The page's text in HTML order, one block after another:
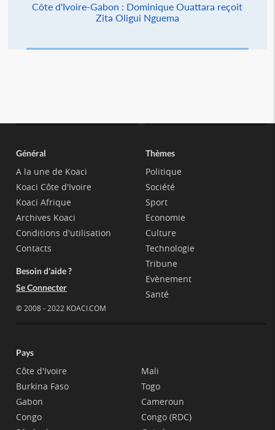
Côte d'Ivoire-Gabon : Dominique Ouattara reçoit
Zita Oligui Nguema
Général
A la une de Koaci
Koaci Côte d'Ivoire
Koaci Afrique
Archives Koaci
Conditions d'utilisation
Contacts
Besoin d'aide ?
Se Connecter
© 2008 - 2022 KOACI.COM
Thèmes
Politique
Société
Sport
Economie
Culture
Technologie
Tribune
Evènement
Santé
Pays
Côte d'Ivoire
Burkina Faso
Gabon
Congo
Mali
Togo
Cameroun
Congo (RDC)